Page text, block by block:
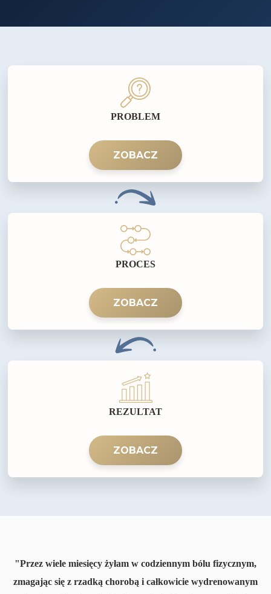
PROBLEM
ZOBACZ
PROCES
ZOBACZ
REZULTAT
ZOBACZ
"Przez wiele miesięcy żyłam w codziennym bólu fizycznym,
zmagając się z rzadką chorobą i całkowicie wydrenowanym